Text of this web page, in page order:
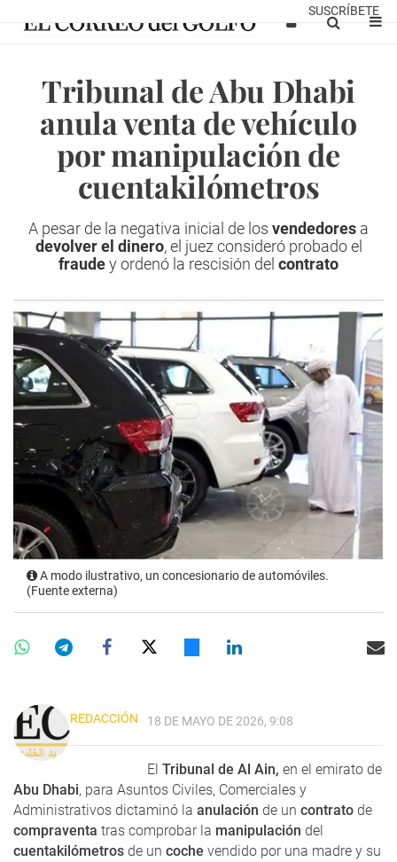
SUSCRÍBETE
Tribunal de Abu Dhabi
anula venta de vehículo
por manipulación de
cuentakilómetros
A pesar de la negativa inicial de los vendedores a
devolver el dinero, el juez consideró probado el
fraudey ordenó la rescisión del contrato
A modo ilustrativo, un concesionario de automóviles.
(Fuente externa)
REDACCIÓN 18 DE MAYO DE 2026, 9:08
El Tribunal de Al Ain, en el emirato de
Abu Dhabi, para Asuntos Civiles, Comerciales y
Administrativos dictaminó la anulación de un contrato de
compraventa tras comprobar la manipulación del
cuentakilómetros de un coche vendido por una madre y su